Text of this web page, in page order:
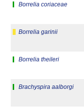
Borrelia coriaceae
Borrelia garinii
Borrelia theileri
Brachyspira aalborgi